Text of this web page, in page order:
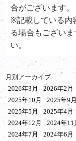
合がございます。
※記載している内
る場合もござい
い。
月別アーカイブ
2026年3月
2026年2月
2025年10月
2025年9月
2025年5月
2025年4月
2024年12月
2024年11
2024年7月
2024年6月